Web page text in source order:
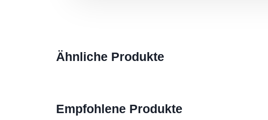
Ähnliche Produkte
Empfohlene Produkte